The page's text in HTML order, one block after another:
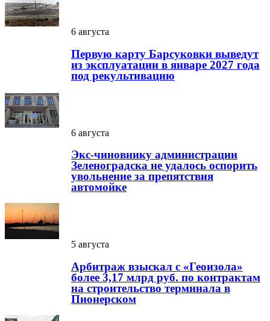
6 августа
Первую карту Барсуковки выведут
из эксплуатации в январе 2027 года
под рекультивацию
6 августа
Экс-чиновнику администрации
Зеленоградска не удалось оспорить
увольнение за препятствия
автомойке
5 августа
Арбитраж взыскал с «Геоизола»
более 3,17 млрд руб. по контрактам
на строительство терминала в
Пионерском